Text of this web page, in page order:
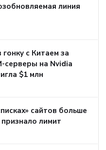
линия
гонку с Китаем за
на Nvidia
$1 млн
сайтов больше
лимит